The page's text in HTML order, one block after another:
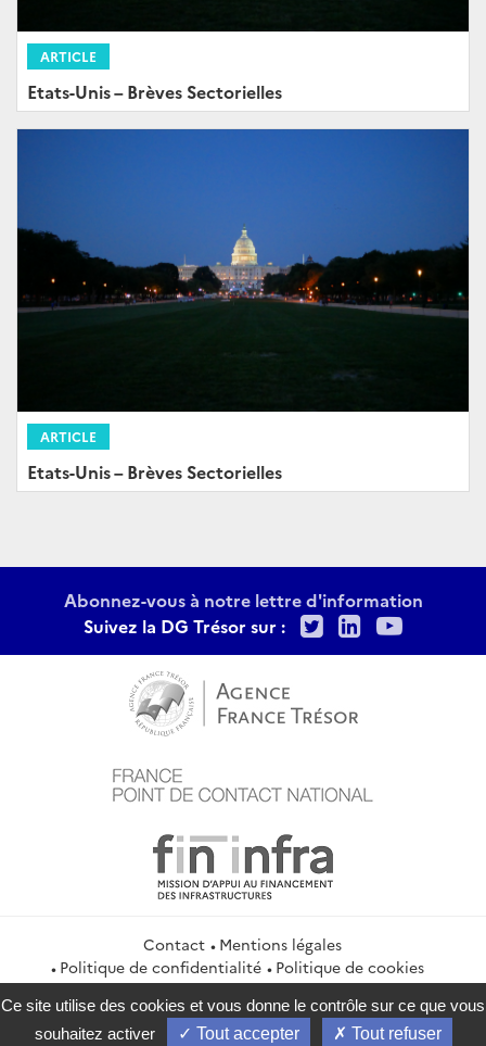
ARTICLE
Etats-Unis – Brèves Sectorielles
ARTICLE
Etats-Unis – Brèves Sectorielles
Abonnez-vous à notre lettre d'information
Suivez la DG Trésor sur :
TwitterLinkedIn
Contact
Mentions légales
Politique de confidentialité
Politique de cookies
Gestion des cookies
Flux RSS
service-public.gouv.fr
legifrance.gouv.fr
info.gouv.fr
Ce site utilise des cookies et vous donne le contrôle sur ce que vous
souhaitez activer
Tout accepter Tout refuser